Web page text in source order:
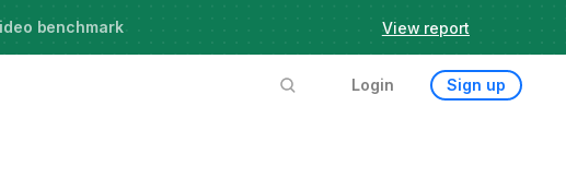
workbenchmark View report
Login Sign up